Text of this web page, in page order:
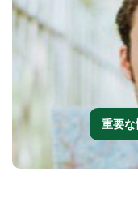
重要